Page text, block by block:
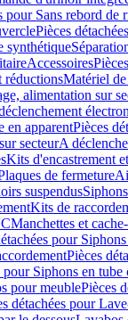
pour Sans rebord de
Pièces
synthétique
Accessoires
réductionsMatériel
alimentation sur
en apparentPièces
secteurA
Kits d'encastrement
de fermeture
suspendusSiphons
Kits de
Manchettes et
pour
Pièces
pour Siphons en tube
pour meublePièces
détachées pour